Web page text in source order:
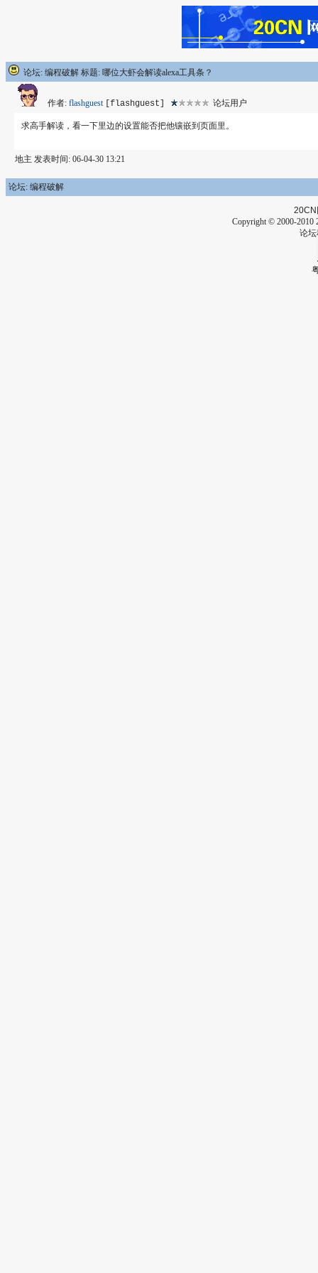
论坛: 编程破解 标题: 哪位大虾会解读alexa工具条？
作者: flashguest [flashguest] 论坛用户
求高手解读，看一下里边的设置能否把他镶嵌到页面里。
地主 发表时间: 06-04-30 13:21
论坛: 编程破解
20CN
Copyright © 2000-2010
论